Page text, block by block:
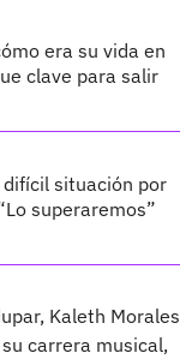
era su vida en
clave para salir
difícil situación por
superaremos”
Kaleth Morales
carrera musical,